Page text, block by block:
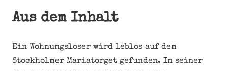
Aus dem Inhalt
Ein Wohnungsloser wird leblos auf dem
Stockholmer Mariatorget gefunden. In seiner